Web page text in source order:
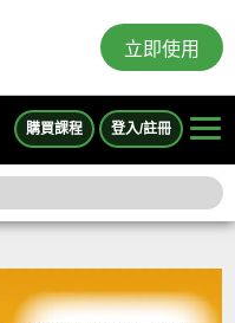
立即使用
購買課程 登入/註冊